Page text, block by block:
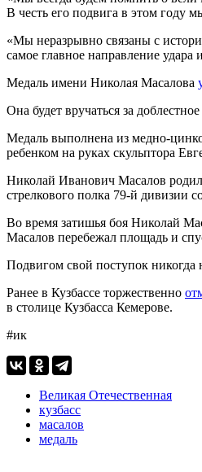
В честь его подвига в этом году
«Мы неразрывно связаны с
самое главное направление
Медаль имени Николая Масалова
Она будет вручаться за
Медаль выполнена из медно-
ребенком на руках скульптора
Николай Иванович Масалов
стрелкового полка 79-й дивизии
Во время затишья боя Николай
Масалов перебежал площадь и
Подвигом свой поступок никогда
Ранее в Кузбассе торжественно
в столице Кузбасса Кемерове.
#ик
Великая Отечественная
кузбасс
масалов
медаль